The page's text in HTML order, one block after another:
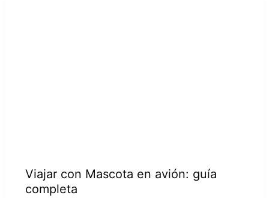
Viajar con Mascota en avión: guía
completa